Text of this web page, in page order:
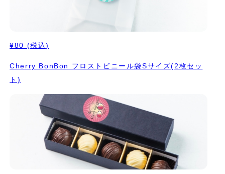
¥80 (税込)
Cherry BonBon フロストビニール袋Sサイズ(2枚セッ
ト)